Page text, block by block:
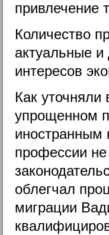
привлечение
Количество
актуальные
интересов
Как
упрощенном
иностранным
профессии не
облегчал
миграции